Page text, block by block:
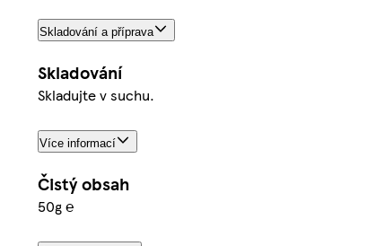
Skladování a příprava
Skladování
Skladujte v suchu.
Více informací
Čistý obsah
50g ℮